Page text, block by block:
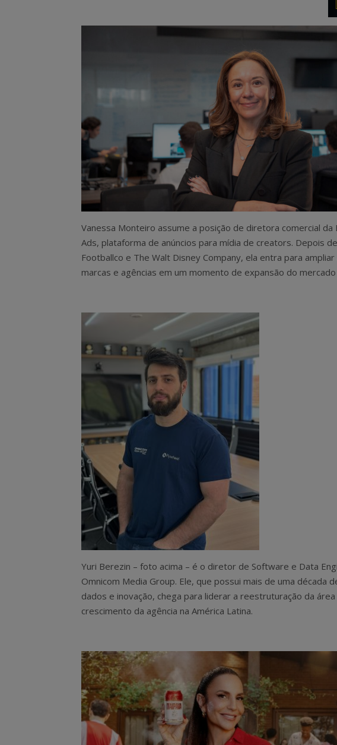
Vanessa Monteiro assume a posição de diretora comercial
Ads, plataforma de anúncios para mídia de creators. Depois
Footballco e The Walt Disney Company, ela entra para
marcas e agências em um momento de expansão do mercado
Yuri Berezin – foto acima – é o diretor de Software e Data
Omnicom Media Group. Ele, que possui mais de uma década
dados e inovação, chega para liderar a reestruturação da
crescimento da agência na América Latina.